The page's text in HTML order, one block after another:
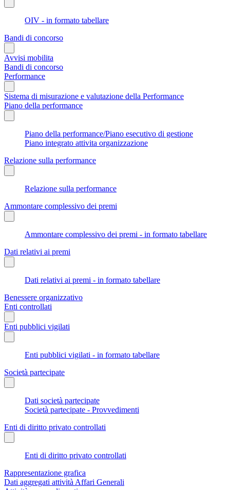
OIV - in formato tabellare
Bandi di concorso
Avvisi mobilita
Bandi di concorso
Performance
Sistema di misurazione e valutazione della Performance
Piano della performance
Piano della performance/Piano esecutivo di gestione
Piano integrato attivita organizzazione
Relazione sulla performance
Relazione sulla performance
Ammontare complessivo dei premi
Ammontare complessivo dei premi - in formato tabellare
Dati relativi ai premi
Dati relativi ai premi - in formato tabellare
Benessere organizzativo
Enti controllati
Enti pubblici vigilati
Enti pubblici vigilati - in formato tabellare
Società partecipate
Dati società partecipate
Società partecipate - Provvedimenti
Enti di diritto privato controllati
Enti di diritto privato controllati
Rappresentazione grafica
Dati aggregati attività Affari Generali